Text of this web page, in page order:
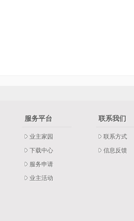
服务平台
业主家园
下载中心
服务申请
业主活动
联系我们
联系方式
信息反馈